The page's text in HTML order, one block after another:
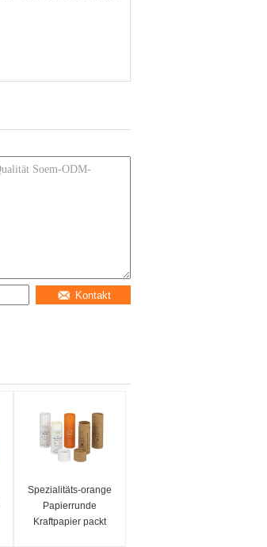
Kontakt
Spezialitäts-orange
Papierrunde
Kraftpapier packt